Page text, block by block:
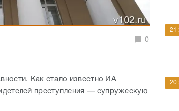
0
Как стало известно ИА
преступления — супружескую